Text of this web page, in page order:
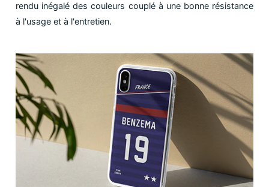
rendu inégalé des couleurs couplé à une bonne résistance
à l'usage et à l'entretien.